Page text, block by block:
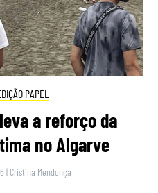
PAPEL
a reforço da
no Algarve
| Cristina Mendonça